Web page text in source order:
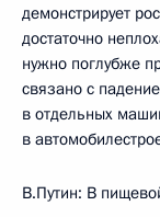
демонстрирует
достаточно
нужно поглубже
связано с
в отдельных
в
В.Путин: В